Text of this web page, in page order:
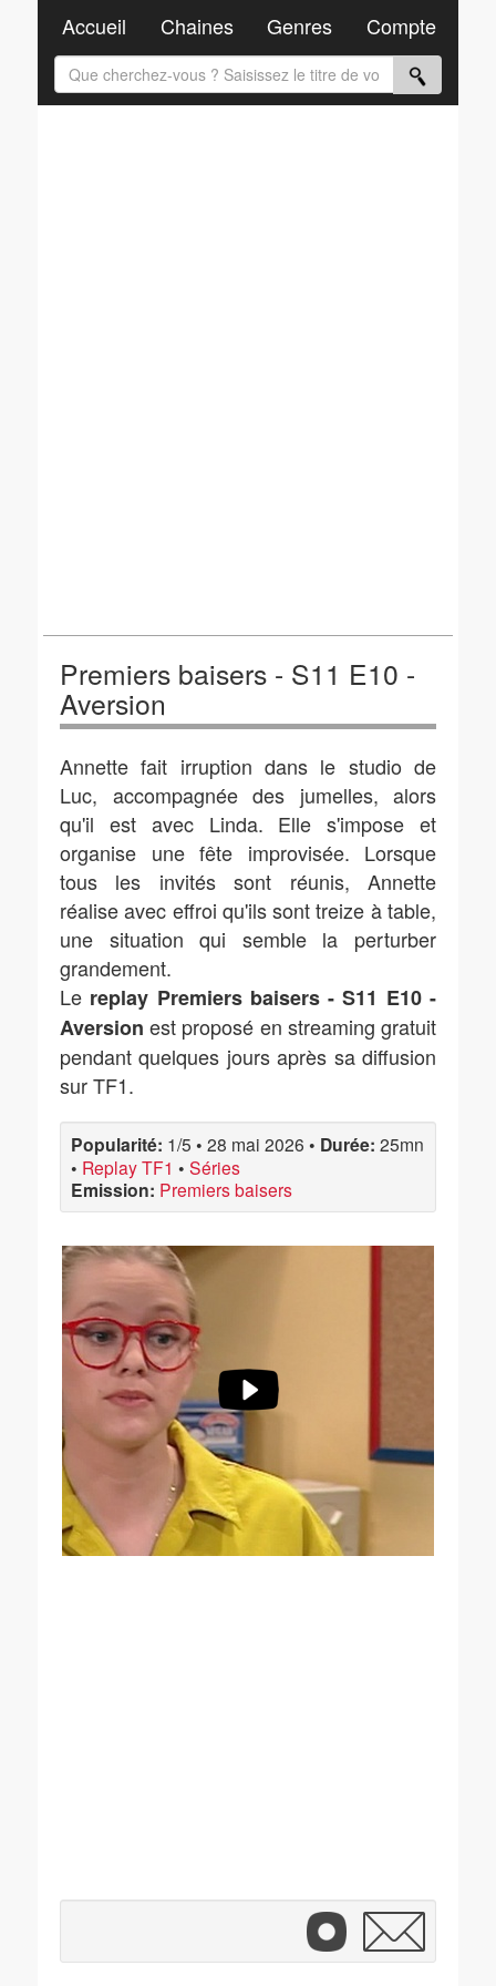
Premiers baisers - S11 E10 -
Aversion
Annette fait irruption dans le studio de
Luc, accompagnée des jumelles, alors
qu'il est avec Linda. Elle s'impose et
organise une fête improvisée. Lorsque
tous les invités sont réunis, Annette
réalise avec effroi qu'ils sont treize à table,
une situation qui semble la perturber
grandement.
Le replay Premiers baisers - S11 E10 -
Aversion est proposé en streaming gratuit
pendant quelques jours après sa diffusion
sur TF1.
Popularité: 1/5 • 28 mai 2026 • Durée: 25mn
• Replay TF1 • Séries
Emission: Premiers baisers
Accueil Chaines Genres Compte